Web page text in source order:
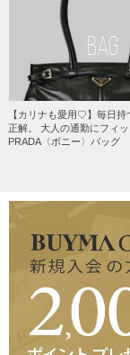
BAG
【カリナも愛用♡】毎日持
正解。 大人の通勤にフィ
PRADA〈ボニー〉バッグ